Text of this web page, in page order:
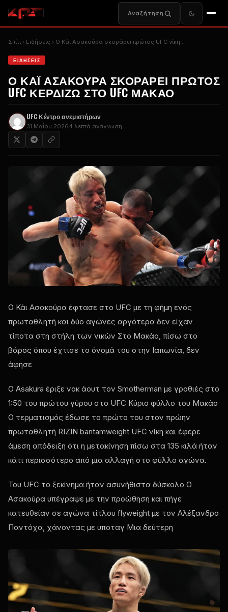
Αναζήτηση
Σπίτι Ειδήσεις Ο Κάι Ασακούρα σκοράρει πρώτος UFC νίκη...
ΕΙΔΉΣΕΙΣ
Ο ΚΆΙ ΑΣΑΚΟΎΡΑ ΣΚΟΡΆΡΕΙ ΠΡΏΤΟΣ
UFC ΚΕΡΔΊΖΩ ΣΤΟ UFC ΜΑΚΆΟ
UFCΚέντρο ανεμιστήρων
31 Μαΐου 20264 λεπτά ανάγνωση
Ο Κάι Ασακούρα έφτασε στο UFC με τη φήμη ενός
πρωταθλητή και δύο αγώνες αργότερα δεν είχαν
τίποτα στη στήλη των νικών Στο Μακάο, πίσω στο
βάρος όπου έχτισε το όνομά του στην Ιαπωνία, δεν
άφησε
Ο Asakura έριξε νοκ άουτ τον Smotherman με γροθιές στο
1:50 του πρώτου γύρου στο UFC Κύριο φύλλο του Μακάο
Ο τερματισμός έδωσε το πρώτο του στον πρώην
πρωταθλητή RIZIN bantamweight UFC νίκη και έφερε
άμεση απόδειξη ότι η μετακίνηση πίσω στα 135 κιλά ήταν
κάτι περισσότερο από μια αλλαγή στο φύλλο αγώνα.
Του UFC το ξεκίνημα ήταν ασυνήθιστα δύσκολο Ο
Ασακούρα υπέγραψε με την προώθηση και πήγε
κατευθείαν σε αγώνα τίτλου flyweight με τον Αλέξανδρο
Παντόχα, χάνοντας με υποταγ Μια δεύτερη